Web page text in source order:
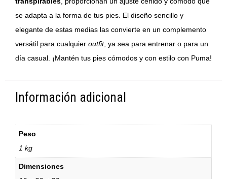
se adapta a la forma de tus pies. El diseño sencillo y
elegante de estas medias las convierte en un complemento
versátil para cualquier outfit, ya sea para entrenar o para un
día casual. ¡Mantén tus pies cómodos y con estilo con Puma!
Información adicional
Peso
1 kg
Dimensiones